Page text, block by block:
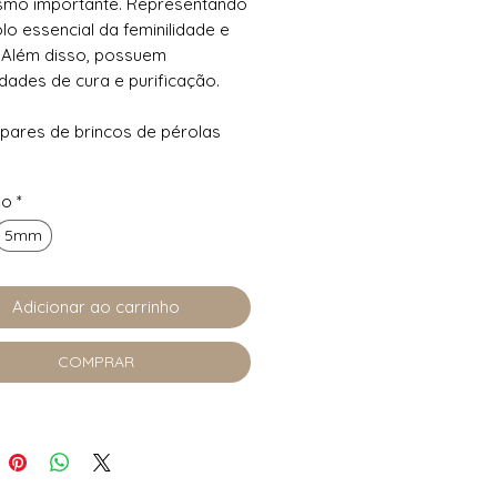
essencial da feminilidade e
disso, possuem
de cura e purificação.
de brincos de pérolas
Liso
4mm, 5mm, e 7mm
Pérola Shell Sintética
*
5mm
Adicionar ao carrinho
COMPRAR